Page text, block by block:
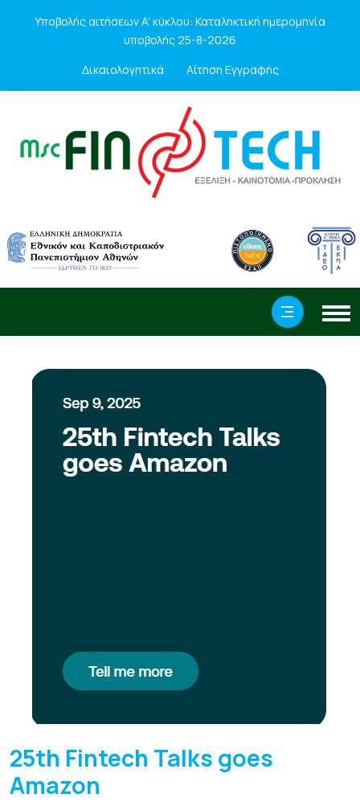
Υποβολής αιτήσεων A' κύκλου: Καταληκτική ημερομηνία
υποβολής 25-8-2026
Δικαιολογητικά
Αίτηση Εγγραφής
25th Fintech Talks goes
Amazon